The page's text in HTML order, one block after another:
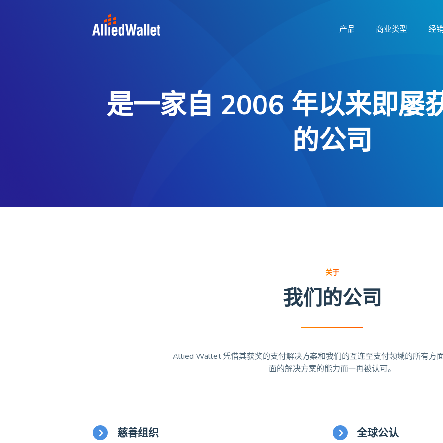
产品 商业类型 经
是一家自 2006 年以来即屡
的公司
关于
我们的公司
Allied Wallet 凭借其获奖的支付解决方案和我们的互连至支付领域的所有方
面的解决方案的能力而一再被认可。
慈善组织 全球公认